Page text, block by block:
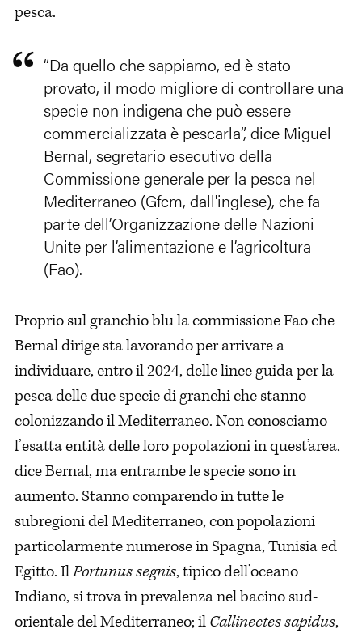
pesca.
“Da quello che sappiamo, ed è stato
provato, il modo migliore di controllare una
specie non indigena che può essere
commercializzata è pescarla”, dice Miguel
Bernal, segretario esecutivo della
Commissione generale per la pesca nel
Mediterraneo (Gfcm, dall'inglese), che fa
parte dell’Organizzazione delle Nazioni
Unite per l’alimentazione e l’agricoltura
(Fao).
Proprio sul granchio blu la commissione Fao che
Bernal dirige sta lavorando per arrivare a
individuare, entro il 2024, delle linee guida per la
pesca delle due specie di granchi che stanno
colonizzando il Mediterraneo. Non conosciamo
l’esatta entità delle loro popolazioni in quest’area,
dice Bernal, ma entrambe le specie sono in
aumento. Stanno comparendo in tutte le
subregioni del Mediterraneo, con popolazioni
particolarmente numerose in Spagna, Tunisia ed
Egitto. IlPortunus segnis, tipico dell’oceano
Indiano, si trova in prevalenza nel bacino sud-
orientale del Mediterraneo; ilCallinectes sapidus,